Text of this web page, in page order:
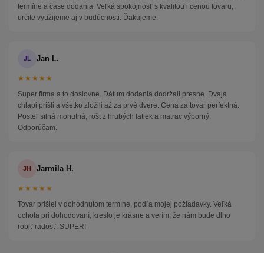
termíne a čase dodania. Veľká spokojnosť s kvalitou i cenou tovaru,
určite využijeme aj v budúcnosti. Ďakujeme.
JL Jan L.
★★★★★
Super firma a to doslovne. Dátum dodania dodržali presne. Dvaja
chlapi prišli a všetko zložili až za prvé dvere. Cena za tovar perfektná.
Posteľ silná mohutná, rošt z hrubých latiek a matrac výborný.
Odporúčam.
JH Jarmila H.
★★★★★
Tovar prišiel v dohodnutom termíne, podľa mojej požiadavky. Veľká
ochota pri dohodovaní, kreslo je krásne a verím, že nám bude dlho
robiť radosť. SUPER!